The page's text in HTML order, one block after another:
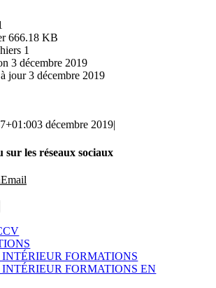
666.18 KB
1
3 décembre 2019
jour3 décembre 2019
3 décembre 2019|
sur les réseaux sociaux
Email
FORMATIONS
FORMATIONS EN